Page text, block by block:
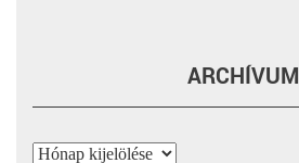
ARCHÍVUM
Archívum